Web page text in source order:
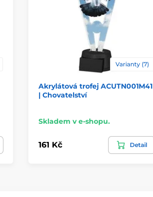
Varianty (7)
Akrylátová trofej ACUTN001M41
| Chovatelství
Skladem v e-shopu.
161 Kč Detail